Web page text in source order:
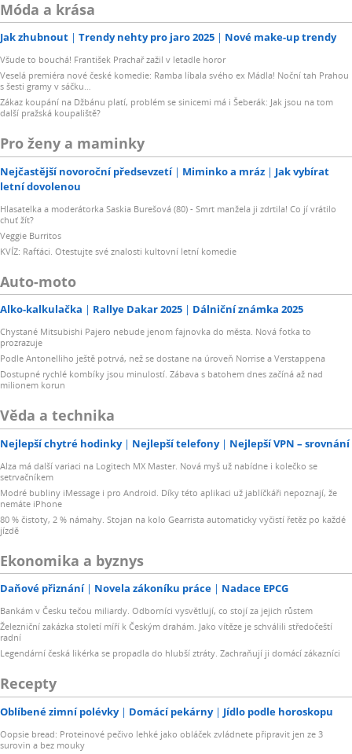
Móda a krása
Jak zhubnout Trendy nehty pro jaro 2025 Nové make-up trendy
Všude to bouchá! František Prachař zažil v letadle horor
Veselá premiéra nové české komedie: Ramba líbala svého ex Mádla! Noční tah Prahou
s šesti gramy v sáčku…
Zákaz koupání na Džbánu platí, problém se sinicemi má i Šeberák: Jak jsou na tom
další pražská koupaliště?
Pro ženy a maminky
Nejčastější novoroční předsevzetí Miminko a mráz
Jak vybírat
letní dovolenou
Hlasatelka a moderátorka Saskia Burešová (80) - Smrt manžela ji zdrtila! Co jí vrátilo
chuť žít?
Veggie Burritos
KVÍZ: Rafťáci. Otestujte své znalosti kultovní letní komedie
Auto-moto
Alko-kalkulačka Rallye Dakar 2025 Dálniční známka 2025
Chystané Mitsubishi Pajero nebude jenom fajnovka do města. Nová fotka to
prozrazuje
Podle Antonelliho ještě potrvá, než se dostane na úroveň Norrise a Verstappena
Dostupné rychlé kombíky jsou minulostí. Zábava s batohem dnes začíná až nad
milionem korun
Věda a technika
Nejlepší chytré hodinky Nejlepší telefony Nejlepší VPN – srovnání
Alza má další variaci na Logitech MX Master. Nová myš už nabídne i kolečko se
setrvačníkem
Modré bubliny iMessage i pro Android. Díky této aplikaci už jablíčkáři nepoznají, že
nemáte iPhone
80 % čistoty, 2 % námahy. Stojan na kolo Gearrista automaticky vyčistí řetěz po každé
jízdě
Ekonomika a byznys
Daňové přiznání Novela zákoníku práce Nadace EPCG
Bankám v Česku tečou miliardy. Odborníci vysvětlují, co stojí za jejich růstem
Železniční zakázka století míří k Českým drahám. Jako vítěze je schválili středočeští
radní
Legendární česká likérka se propadla do hlubší ztráty. Zachraňují ji domácí zákazníci
Recepty
Oblíbené zimní polévky Domácí pekárny Jídlo podle horoskopu
Oopsie bread: Proteinové pečivo lehké jako obláček zvládnete připravit jen ze 3
surovin a bez mouky